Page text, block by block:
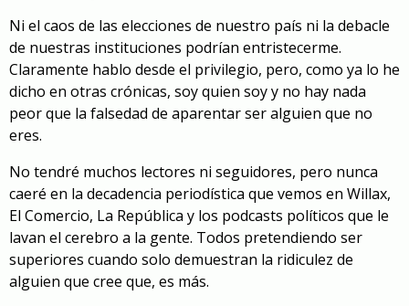
Ni el caos de las elecciones de nuestro país ni la debacle
de nuestras instituciones podrían entristecerme.
Claramente hablo desde el privilegio, pero, como ya lo he
dicho en otras crónicas, soy quien soy y no hay nada
peor que la falsedad de aparentar ser alguien que no
eres.
No tendré muchos lectores ni seguidores, pero nunca
caeré en la decadencia periodística que vemos en Willax,
El Comercio, La República y los podcasts políticos que le
lavan el cerebro a la gente. Todos pretendiendo ser
superiores cuando solo demuestran la ridiculez de
alguien que cree que, es más.